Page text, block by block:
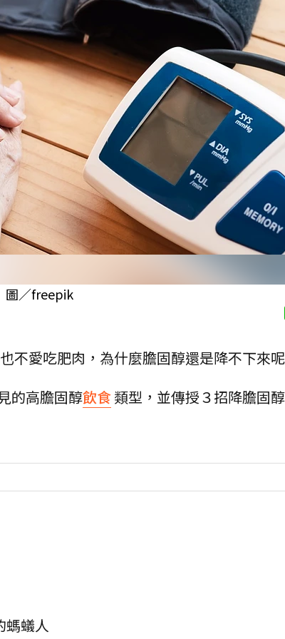
圖／freepik
不愛吃肥肉，為什麼膽固醇還是降不下來
的高膽固醇飲食類型，並傳授３招降膽固
螞蟻人